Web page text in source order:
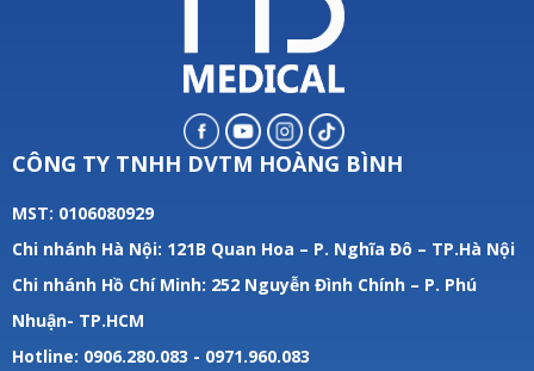
CÔNG TY TNHH DVTM HOÀNG BÌNH
MST: 0106080929
Chi nhánh Hà Nội: 121B Quan Hoa – P. Nghĩa Đô – TP.Hà Nội
Chi nhánh Hồ Chí Minh: 252 Nguyễn Đình Chính – P. Phú
Nhuận- TP.HCM
Hotline: 0906.280.083 - 0971.960.083